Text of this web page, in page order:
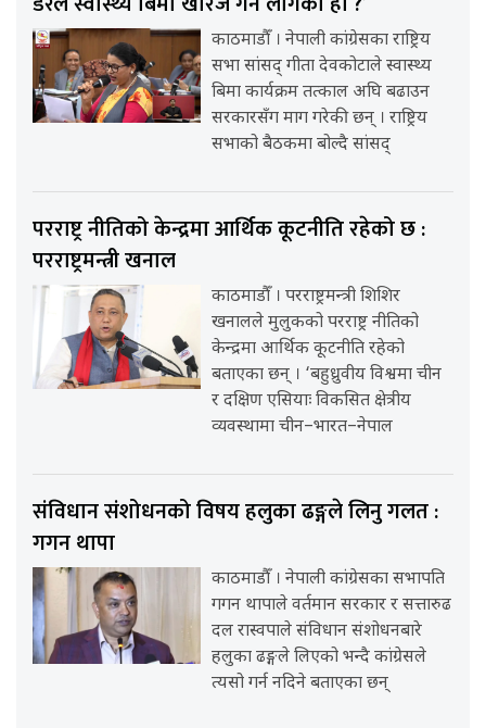
काठमाडौँ । नेपाली कांग्रेसका राष्ट्रिय
सभा सांसद् गीता देवकोटाले स्वास्थ्य
बिमा कार्यक्रम तत्काल अघि बढाउन
सरकारसँग माग गरेकी छन् । राष्ट्रिय
सभाको बैठकमा बोल्दै सांसद्
परराष्ट्र नीतिको केन्द्रमा आर्थिक कूटनीति रहेको छ :
परराष्ट्रमन्त्री खनाल
काठमाडौँ । परराष्ट्रमन्त्री शिशिर
खनालले मुलुकको परराष्ट्र नीतिको
केन्द्रमा आर्थिक कूटनीति रहेको
बताएका छन् । ‘बहुध्रुवीय विश्वमा चीन
र दक्षिण एसियाः विकसित क्षेत्रीय
व्यवस्थामा चीन–भारत–नेपाल
संविधान संशोधनको विषय हलुका ढङ्गले लिनु गलत :
गगन थापा
काठमाडौँ । नेपाली कांग्रेसका सभापति
गगन थापाले वर्तमान सरकार र सत्तारुढ
दल रास्वपाले संविधान संशोधनबारे
हलुका ढङ्गले लिएको भन्दै कांग्रेसले
त्यसो गर्न नदिने बताएका छन्